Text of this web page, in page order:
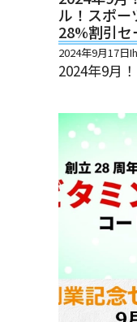
ル！スポー
28%割引セ
2024年9月17日
2024年9月